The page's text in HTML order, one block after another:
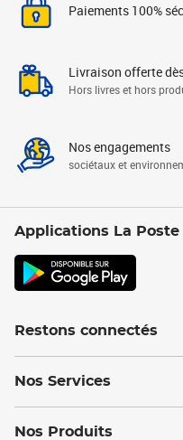
Paiements 100%
Livraison offerte
Hors livres et hors
Nos engagements
sociétaux et
Applications La Poste
Restons connectés
Nos Services
Nos Produits